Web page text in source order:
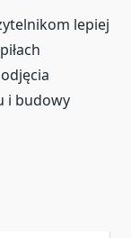
lepiej
i budowy